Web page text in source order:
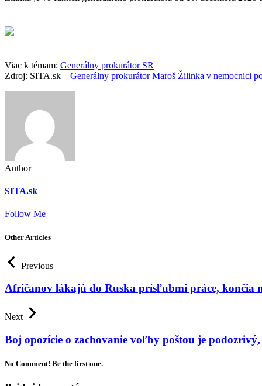
Viac k témam: Generálny prokurátor SR
Zdroj: SITA.sk – Generálny prokurátor Maroš Žilinka v nemocnici
Author
SITA.sk
Follow Me
Other Articles
Previous
Afričanov lákajú do Ruska prísľubmi práce, končia
Next
Boj opozície o zachovanie voľby poštou je
No Comment! Be the first one.